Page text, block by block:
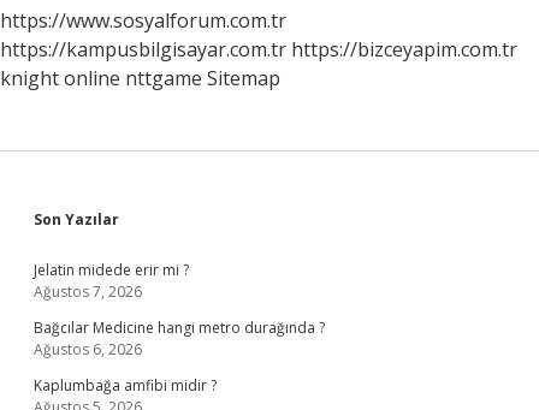
https://www.sosyalforum.com.tr
https://kampusbilgisayar.com.tr https://bizceyapim.com.tr
knight online nttgame Sitemap
Sidebar
Son Yazılar
Jelatin midede erir mi ?
Ağustos 7, 2026
Bağcılar Medicine hangi metro durağında ?
Ağustos 6, 2026
Kaplumbağa amfibi midir ?